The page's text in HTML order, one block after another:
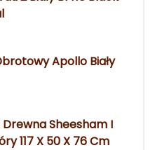
Apollo Biały
Drewna Sheesham I
117 X 50 X 76 Cm